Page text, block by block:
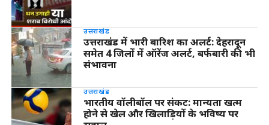
उत्तराखंड
उत्तराखंड में भारी बारिश का अलर्ट: देहरादून
समेत 4 जिलों में ऑरेंज अलर्ट, बर्फबारी की भी
संभावना
उत्तराखंड
भारतीय वॉलीबॉल पर संकट: मान्यता खत्म
होने से खेल और खिलाड़ियों के भविष्य पर